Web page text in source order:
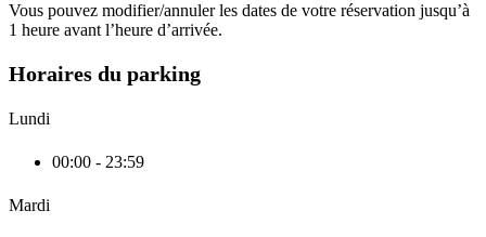
Vous pouvez modifier/annuler les dates de votre réservation jusqu’à
1 heure avant l’heure d’arrivée.
Horaires du parking
Lundi
00:00 - 23:59
Mardi